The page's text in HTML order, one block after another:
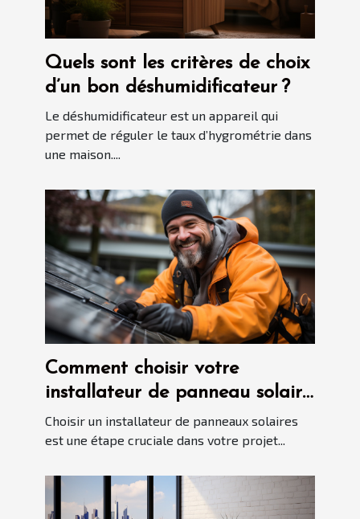
Quels sont les critères de choix
d’un bon déshumidificateur ?
Le déshumidificateur est un appareil qui
permet de réguler le taux d’hygrométrie dans
une maison....
Comment choisir votre
installateur de panneau solaire
?
Choisir un installateur de panneaux solaires
est une étape cruciale dans votre projet...